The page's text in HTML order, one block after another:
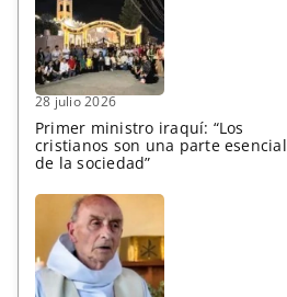
28 julio 2026
Primer ministro iraquí: “Los
cristianos son una parte esencial
de la sociedad”